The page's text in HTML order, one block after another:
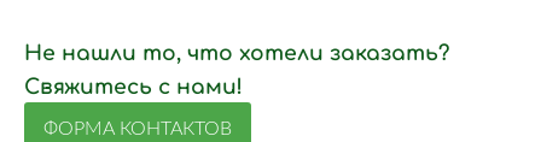
Не нашли то, что хотели заказать?
Свяжитесь с нами!
ФОРМА КОНТАКТОВ